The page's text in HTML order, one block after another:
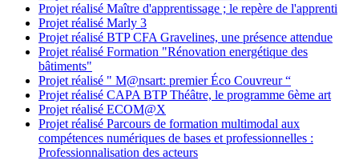
Projet réalisé Maître d'apprentissage ; le repère de l'apprenti
Projet réalisé Marly 3
Projet réalisé BTP CFA Gravelines, une présence attendue
Projet réalisé Formation "Rénovation energétique des
bâtiments"
Projet réalisé " M@nsart: premier Éco Couvreur “
Projet réalisé CAPA BTP Théâtre, le programme 6ème art
Projet réalisé ECOM@X
Projet réalisé Parcours de formation multimodal aux
compétences numériques de bases et professionnelles :
Professionnalisation des acteurs